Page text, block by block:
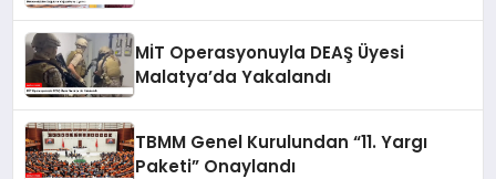
MİT Operasyonuyla DEAŞ Üyesi
Malatya’da Yakalandı
TBMM Genel Kurulundan “11. Yargı
Paketi” Onaylandı